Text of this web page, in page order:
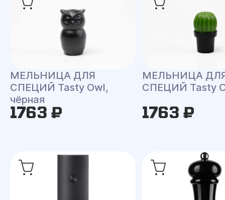
МЕЛЬНИЦА ДЛЯ
СПЕЦИЙ Tasty Owl,
чёрная
1763 ₽
МЕЛЬНИЦА
СПЕЦИЙ Tasty
1763 ₽